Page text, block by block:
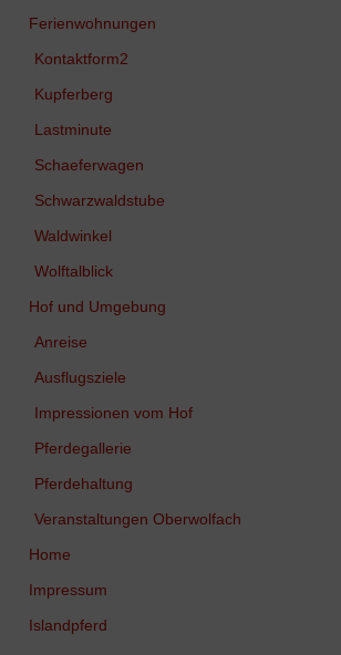
Ferienwohnungen
Kontaktform2
Kupferberg
Lastminute
Schaeferwagen
Schwarzwaldstube
Waldwinkel
Wolftalblick
Hof und Umgebung
Anreise
Ausflugsziele
Impressionen vom Hof
Pferdegallerie
Pferdehaltung
Veranstaltungen Oberwolfach
Home
Impressum
Islandpferd